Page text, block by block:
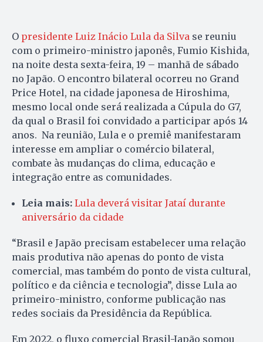
O presidente Luiz Inácio Lula da Silva se reuniu
com o primeiro-ministro japonês, Fumio Kishida,
na noite desta sexta-feira, 19 – manhã de sábado
no Japão. O encontro bilateral ocorreu no Grand
Price Hotel, na cidade japonesa de Hiroshima,
mesmo local onde será realizada a Cúpula do G7,
da qual o Brasil foi convidado a participar após 14
anos. Na reunião, Lula e o premiê manifestaram
interesse em ampliar o comércio bilateral,
combate às mudanças do clima, educação e
integração entre as comunidades.
Leia mais: Lula deverá visitar Jataí durante
aniversário da cidade
“Brasil e Japão precisam estabelecer uma relação
mais produtiva não apenas do ponto de vista
comercial, mas também do ponto de vista cultural,
político e da ciência e tecnologia”, disse Lula ao
primeiro-ministro, conforme publicação nas
redes sociais da Presidência da República.
Em 2022, o fluxo comercial Brasil-Japão somou